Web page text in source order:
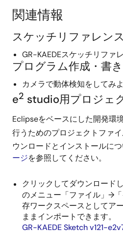
関連情報
スケッチリファレンス
GR-KAEDEスケッチリファ
プログラム作成・書
カメラで動体検知をしてみ
e2 studio用プロジェ
Eclipseをベースにした開発環
行うためのプロジェクトファ
ウンロードとインストールに
ージを参照してください。
クリックしてダウンロード
のメニュー「ファイル」→
存ワークスペースとしてア
ままインポートできます。
GR-KAEDE Sketch v121-